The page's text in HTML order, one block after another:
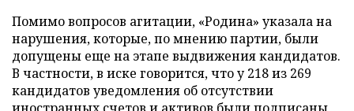
Помимо вопросов агитации, «Родина» указала на
нарушения, которые, по мнению партии, были
допущены еще на этапе выдвижения кандидатов.
В частности, в иске говорится, что у 218 из 269
кандидатов уведомления об отсутствии